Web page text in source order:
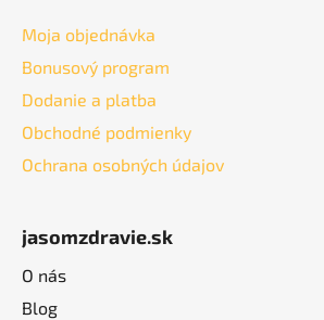
Moja objednávka
Bonusový program
Dodanie a platba
Obchodné podmienky
Ochrana osobných údajov
jasomzdravie.sk
O nás
Blog